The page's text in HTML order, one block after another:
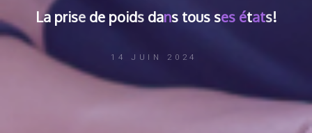
La prise de poids dans tous ses états!
14 JUIN 2024